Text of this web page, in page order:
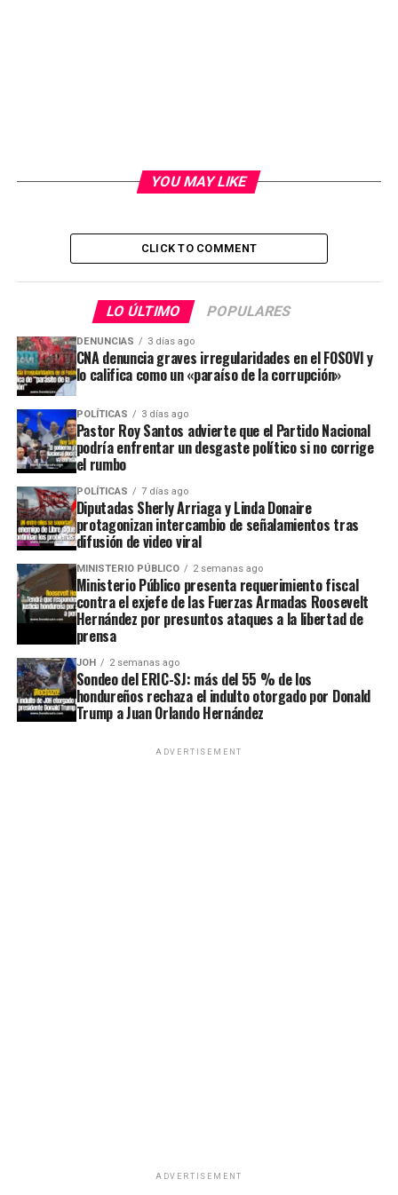
YOU MAY LIKE
CLICK TO COMMENT
LO ÚLTIMO POPULARES
DENUNCIAS 3 días ago
CNA denuncia graves irregularidades en el FOSOVI y
lo califica como un «paraíso de la corrupción»
POLÍTICAS 3 días ago
Pastor Roy Santos advierte que el Partido Nacional
podría enfrentar un desgaste político si no corrige
el rumbo
POLÍTICAS 7 días ago
Diputadas Sherly Arriaga y Linda Donaire
protagonizan intercambio de señalamientos tras
difusión de video viral
MINISTERIO PÚBLICO 2 semanas ago
Ministerio Público presenta requerimiento fiscal
contra el exjefe de las Fuerzas Armadas Roosevelt
Hernández por presuntos ataques a la libertad de
prensa
JOH 2 semanas ago
Sondeo del ERIC-SJ: más del 55 % de los
hondureños rechaza el indulto otorgado por Donald
Trump a Juan Orlando Hernández
ADVERTISEMENT
ADVERTISEMENT